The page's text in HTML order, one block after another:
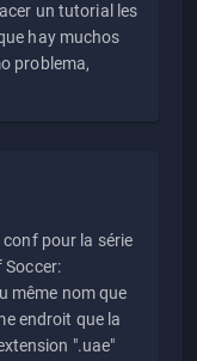
un tutorial les
hay muchos
problema,
conf pour la série
Soccer:
même nom que
endroit que la
".uae"